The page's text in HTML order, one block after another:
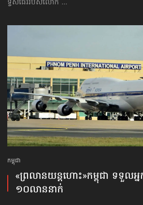
ទ្វីសធើររបស់លោក ...
កម្ពុជា
«ព្រលានយន្ដហោះ»កម្ពុជា ទទួល​អ្
១០លាន​នាក់